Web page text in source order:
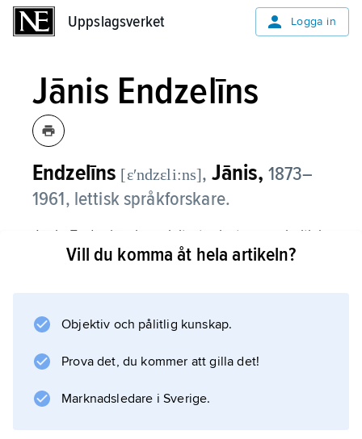
Uppslagsverket Logga in
Jānis Endzelīns
Endzelīns [ɛʹndzɛli:ns], Jānis, 1873–
1961, lettisk språkforskare.
Jānis Endzelīns har givit ut arbeten om baltisk
och slavisk språkhistoria. Han har haft
Vill du komma åt hela artikeln?
Objektiv och pålitlig kunskap.
Prova det, du kommer att gilla det!
Marknadsledare i Sverige.